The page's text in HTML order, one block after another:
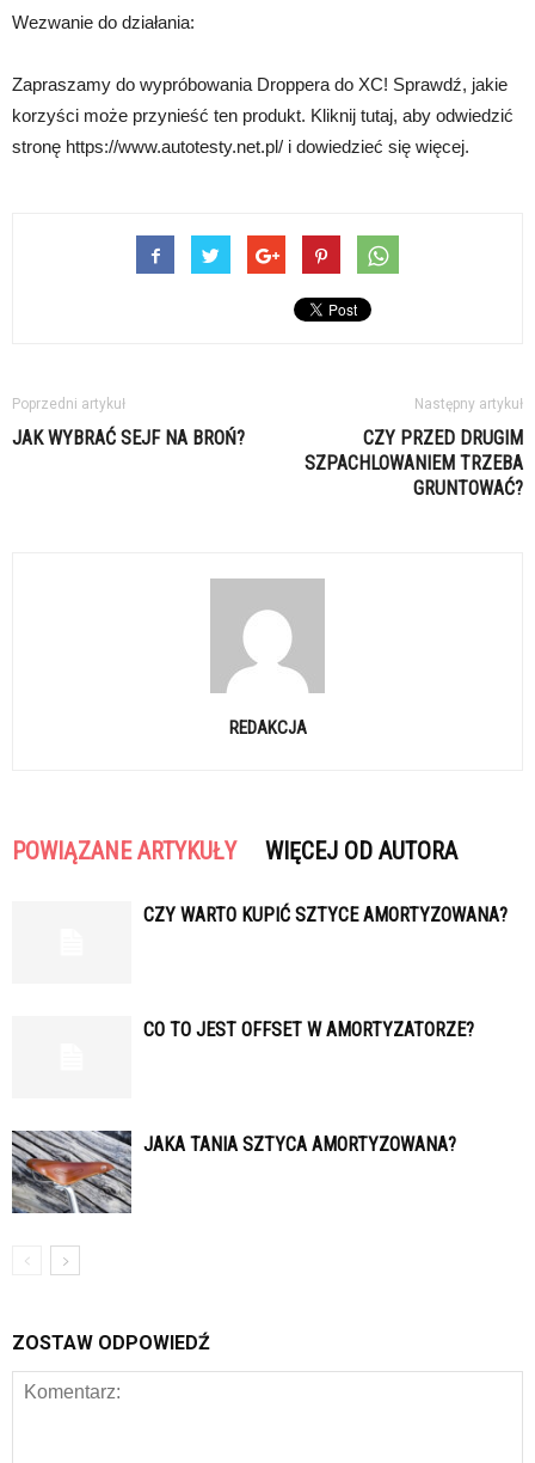
Wezwanie do działania:
Zapraszamy do wypróbowania Droppera do XC! Sprawdź, jakie
korzyści może przynieść ten produkt. Kliknij tutaj, aby odwiedzić
stronę https://www.autotesty.net.pl/ i dowiedzieć się więcej.
Poprzedni artykuł
JAK WYBRAĆ SEJF NA BROŃ?
Następny artykuł
CZY PRZED DRUGIM
SZPACHLOWANIEM TRZEBA
GRUNTOWAĆ?
REDAKCJA
POWIĄZANE ARTYKUŁY WIĘCEJ OD AUTORA
CZY WARTO KUPIĆ SZTYCE AMORTYZOWANA?
CO TO JEST OFFSET W AMORTYZATORZE?
JAKA TANIA SZTYCA AMORTYZOWANA?
ZOSTAW ODPOWIEDŹ